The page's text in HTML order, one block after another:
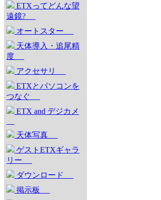
ETXってどんな望
遠鏡?
オートスター
天体導入・追尾精
度
アクセサリ
ETXとパソコンを
つなぐ
ETX and デジカメ
天体写真
ゲストETXギャラ
リー
ダウンロード
掲示板